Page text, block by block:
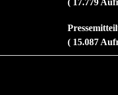
( 15.087